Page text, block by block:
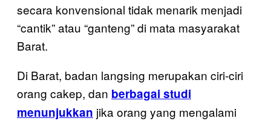
secara konvensional tidak menarik menjadi
“cantik” atau “ganteng” di mata masyarakat
Barat.
Di Barat, badan langsing merupakan ciri-ciri
orang cakep, dan berbagai studi
menunjukkan jika orang yang mengalami